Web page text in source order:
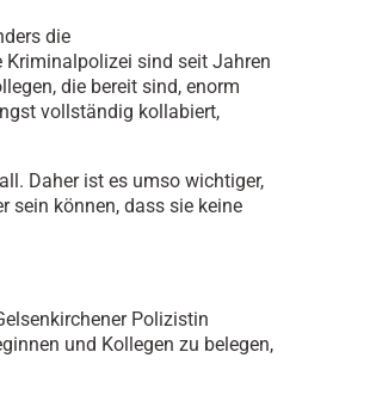
die
Kriminalpolizei sind seit Jahren
die bereit sind, enorm
vollständig kollabiert,
Daher ist es umso wichtiger,
sein können, dass sie keine
Polizistin
und Kollegen zu belegen,